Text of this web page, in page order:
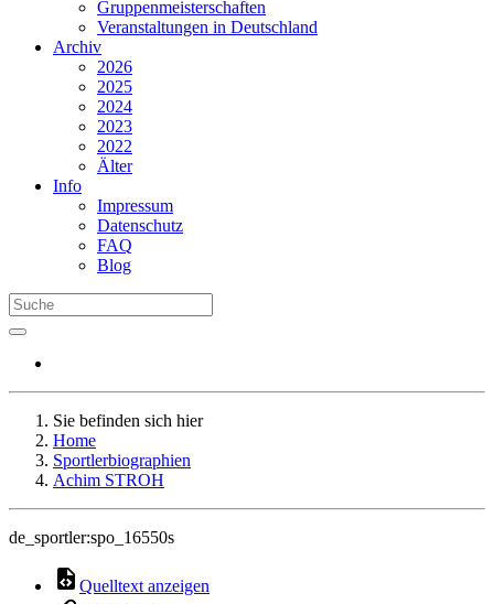
Gruppenmeisterschaften
Veranstaltungen in Deutschland
Archiv
2026
2025
2024
2023
2022
Älter
Info
Impressum
Datenschutz
FAQ
Blog
Sie befinden sich hier
Home
Sportlerbiographien
Achim STROH
de_sportler:spo_16550s
Quelltext anzeigen